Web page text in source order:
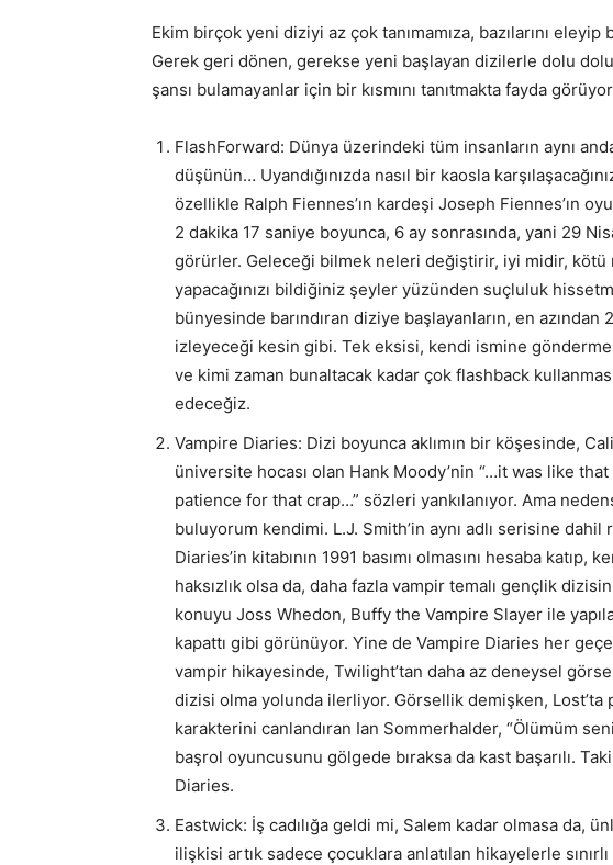
Ekim birçok yeni diziyi az çok tanımamıza, bazılarını eleyip
Gerek geri dönen, gerekse yeni başlayan dizilerle dolu
şansı bulamayanlar için bir kısmını tanıtmakta fayda
FlashForward: Dünya üzerindeki tüm insanların aynı
düşünün… Uyandığınızda nasıl bir kaosla
özellikle Ralph Fiennes’ın kardeşi Joseph Fiennes’ın
2 dakika 17 saniye boyunca, 6 ay sonrasında, yani 29
görürler. Geleceği bilmek neleri değiştirir, iyi midir, kötü
yapacağınızı bildiğiniz şeyler yüzünden suçluluk
bünyesinde barındıran diziye başlayanların, en azından
izleyeceği kesin gibi. Tek eksisi, kendi ismine gönderme
ve kimi zaman bunaltacak kadar çok flashback
edeceğiz.
Vampire Diaries: Dizi boyunca aklımın bir köşesinde,
üniversite hocası olan Hank Moody’nin “…it was like
patience for that crap…” sözleri yankılanıyor. Ama
buluyorum kendimi. L.J. Smith’in aynı adlı serisine dahil
Diaries’in kitabının 1991 basımı olmasını hesaba
haksızlık olsa da, daha fazla vampir temalı gençlik
konuyu Joss Whedon, Buffy the Vampire Slayer ile
kapattı gibi görünüyor. Yine de Vampire Diaries her
vampir hikayesinde, Twilight’tan daha az deneysel
dizisi olma yolunda ilerliyor. Görsellik demişken,
karakterini canlandıran Ian Sommerhalder, “Ölümüm
başrol oyuncusunu gölgede bıraksa da kast başarılı.
Diaries.
Eastwick: İş cadılığa geldi mi, Salem kadar olmasa da,
ilişkisi artık sadece çocuklara anlatılan hikayelerle